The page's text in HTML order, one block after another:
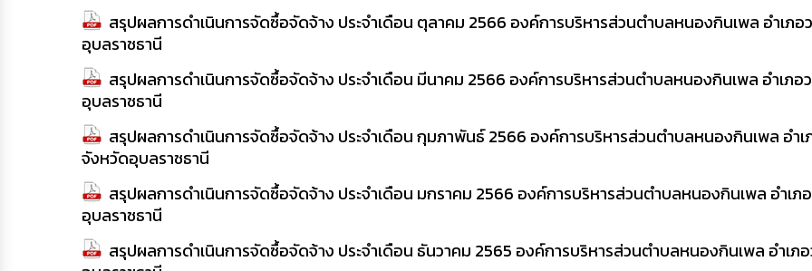
สรุปผลการดำเนินการจัดซื้อจัดจ้าง ประจำเดือน ตุลาคม 2566 องค์การบริหารส่วนตำบลหนองกินเพล อำเภอ
อุบลราชธานี
สรุปผลการดำเนินการจัดซื้อจัดจ้าง ประจำเดือน มีนาคม 2566 องค์การบริหารส่วนตำบลหนองกินเพล อำเภอ
อุบลราชธานี
สรุปผลการดำเนินการจัดซื้อจัดจ้าง ประจำเดือน กุมภาพันธ์ 2566 องค์การบริหารส่วนตำบลหนองกินเพล อำเ
จังหวัดอุบลราชธานี
สรุปผลการดำเนินการจัดซื้อจัดจ้าง ประจำเดือน มกราคม 2566 องค์การบริหารส่วนตำบลหนองกินเพล อำเภ
อุบลราชธานี
สรุปผลการดำเนินการจัดซื้อจัดจ้าง ประจำเดือน ธันวาคม 2565 องค์การบริหารส่วนตำบลหนองกินเพล อำเภ